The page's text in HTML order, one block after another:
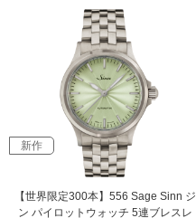
新作
【世界限定300本】556 Sage Sinn ジ
ン パイロットウォッチ 5連ブレスレ